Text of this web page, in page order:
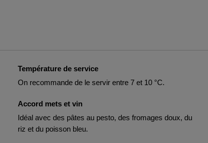
Température de service
On recommande de le servir entre 7 et 10 °C.
Accord mets et vin
Idéal avec des pâtes au pesto, des fromages doux, du
riz et du poisson bleu.